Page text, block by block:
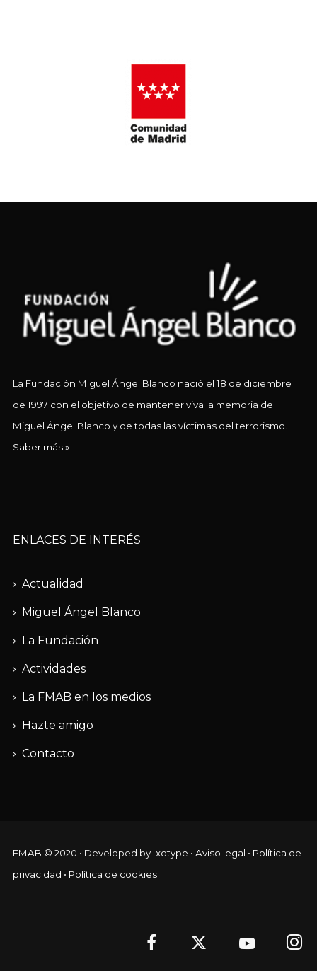
La Fundación Miguel Ángel Blanco nació el 18 de diciembre
de 1997 con el objetivo de mantener viva la memoria de
Miguel Ángel Blanco y de todas las víctimas del terrorismo.
Saber más »
ENLACES DE INTERÉS
Actualidad
Miguel Ángel Blanco
La Fundación
Actividades
La FMAB en los medios
Hazte amigo
Contacto
FMAB © 2020 • Developed by Ixotype • Aviso legal • Política de
privacidad • Política de cookies